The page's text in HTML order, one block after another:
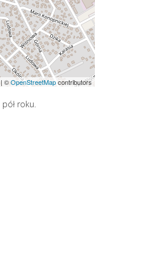
| ©OpenStreetMapcontributors
roku.